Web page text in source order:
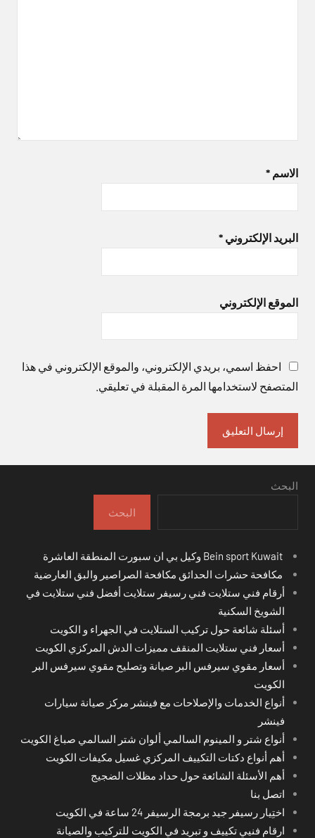
الاسم *
البريد الإلكتروني *
الموقع الإلكتروني
احفظ اسمي، بريدي الإلكتروني، والموقع الإلكتروني في هذا
المتصفح لاستخدامها المرة المقبلة في تعليقي.
البحث
البحث
مكافحة حشرات الحدائق مكافحة الصراصير والبق العارضية
أرقام فني ستلايت فني رسيفر ستلايت أفضل فني ستلايت في
الشويخ السكنية
أسئلة شائعة حول تركيب الستلايت في الجهراء و الكويت
أسعار فني ستلايت المنقف مميزات الدش المركزي الكويت
أسعار مقوي سيرفس البر صيانة وتصليح مقوي سيرفس البر
الكويت
أنواع الخدمات والإصلاحات مع فينشر مركز صيانة سيارات
فينشر
أنواع شتر و المينوم السالمي ألوان شتر السالمي صباغ الكويت
أهم أنواع دكتات التكييف المركزي غسيل مكيفات الكويت
أهم الأسئلة الشائعة حول حداد مظلات الضجيج
اتصل بنا
اختِيار رسيفر جيد برمجة الرسيفر 24 ساعة في الكويت
ارقام فنيي تكييف و تبريد في الكويت للتركيب والصيانة